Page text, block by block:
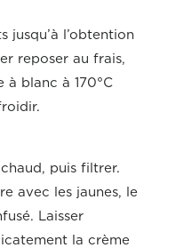
jusqu’à l’obtention
reposer au frais,
à blanc à 170°C
puis filtrer.
avec les jaunes, le
Laisser
la crème